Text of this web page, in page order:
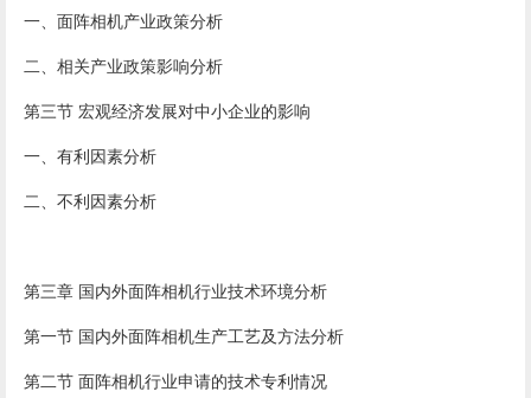
一、面阵相机产业政策分析
二、相关产业政策影响分析
第三节 宏观经济发展对中小企业的影响
一、有利因素分析
二、不利因素分析
第三章 国内外面阵相机行业技术环境分析
第一节 国内外面阵相机生产工艺及方法分析
第二节 面阵相机行业申请的技术专利情况